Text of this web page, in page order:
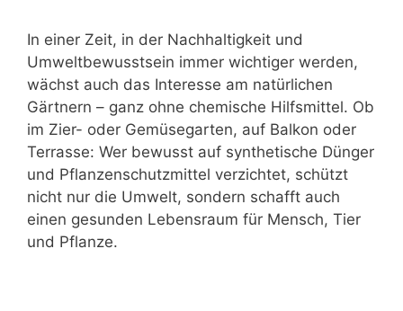
In einer Zeit, in der Nachhaltigkeit und
Umweltbewusstsein immer wichtiger werden,
wächst auch das Interesse am natürlichen
Gärtnern – ganz ohne chemische Hilfsmittel. Ob
im Zier- oder Gemüsegarten, auf Balkon oder
Terrasse: Wer bewusst auf synthetische Dünger
und Pflanzenschutzmittel verzichtet, schützt
nicht nur die Umwelt, sondern schafft auch
einen gesunden Lebensraum für Mensch, Tier
und Pflanze.